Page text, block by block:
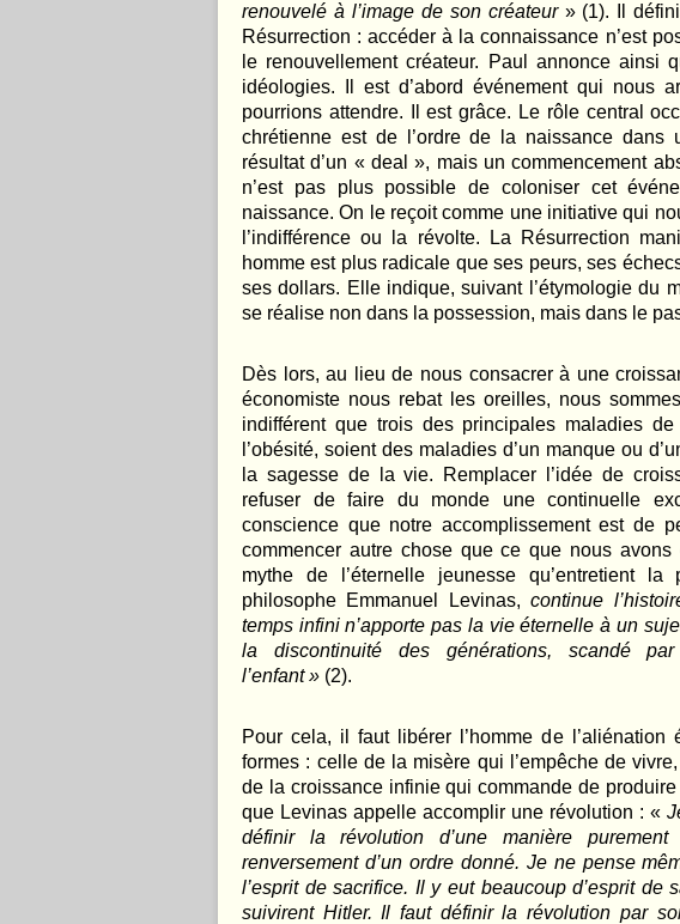
renouvelé à l’image de son créateur» (1). Il
Résurrection : accéder à la connaissance n’est
le renouvellement créateur. Paul annonce ainsi
idéologies. Il est d’abord événement qui nous
pourrions attendre. Il est grâce. Le rôle central
chrétienne est de l’ordre de la naissance dans
résultat d’un « deal », mais un commencement
n’est pas plus possible de coloniser cet
naissance. On le reçoit comme une initiative qui
l’indifférence ou la révolte. La Résurrection
homme est plus radicale que ses peurs, ses
ses dollars. Elle indique, suivant l’étymologie du
se réalise non dans la possession, mais dans le
Dès lors, au lieu de nous consacrer à une
économiste nous rebat les oreilles, nous
indifférent que trois des principales maladies
l’obésité, soient des maladies d’un manque ou
la sagesse de la vie. Remplacer l’idée de
refuser de faire du monde une continuelle
conscience que notre accomplissement est de
commencer autre chose que ce que nous
mythe de l’éternelle jeunesse qu’entretient
philosophe Emmanuel Levinas,continue
temps infini n’apporte pas la vie éternelle à un
la discontinuité des générations, scandé
l’enfant » (2).
Pour cela, il faut libérer l’homme de
formes : celle de la misère qui l’empêche de
de la croissance infinie qui commande de
que Levinas appelle accomplir une révolution : «
définir la révolution d’une manière
renversement d’un ordre donné. Je ne pense
l’esprit de sacrifice. Il y eut beaucoup d’esprit
suivirent Hitler. Il faut définir la révolution par